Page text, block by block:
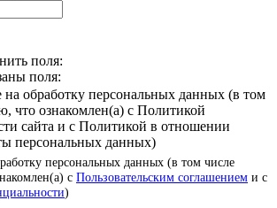
поля:
поля:
на обработку персональных данных (в том
что ознакомлен(а) с Политикой
сайта и с Политикой в отношении
персональных данных)
персональных данных (в том числе
с Пользовательским соглашением и с
)